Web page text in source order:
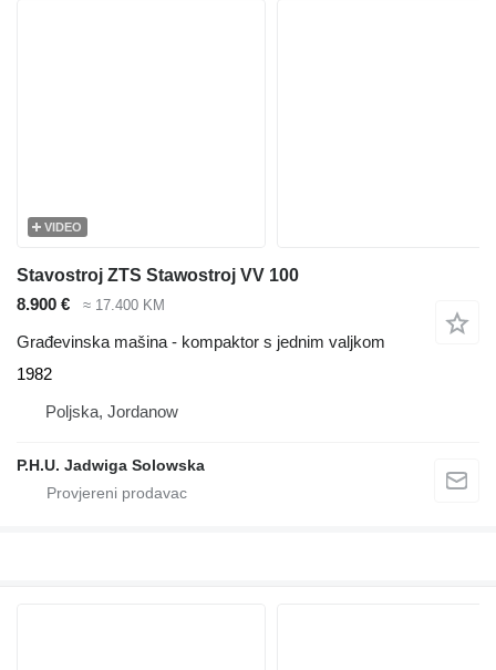
VIDEO
Stavostroj ZTS Stawostroj VV 100
8.900 €
≈ 17.400 KM
Građevinska mašina - kompaktor s jednim valjkom
1982
Poljska, Jordanow
P.H.U. Jadwiga Solowska